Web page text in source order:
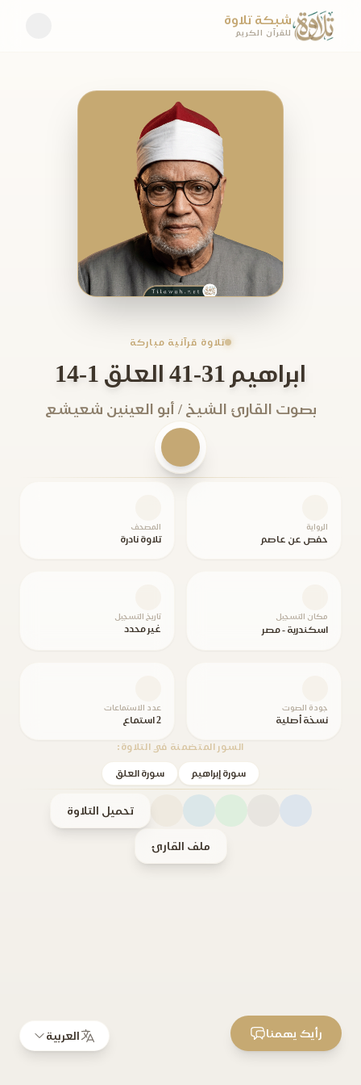
شبكة تلاوة
للقرآن الكريم
تلاوة قرآنية مباركة
ابراهيم 31-41 العلق 1-14
بصوت القارئ الشيخ / أبو العينين شعيشع
الرواية
حفص عن عاصم
المصحف
تلاوة نادرة
مكان التسجيل
اسكندرية - مصر
تاريخ التسجيل
غير محدد
جودة الصوت
نسخة أصلية
عدد الاستماعات
2 استماع
السور المتضمنة في التلاوة:
سورة إبراهيم سورة العلق
تحميل التلاوة
ملف القارئ
العربية رأيك يهمنا